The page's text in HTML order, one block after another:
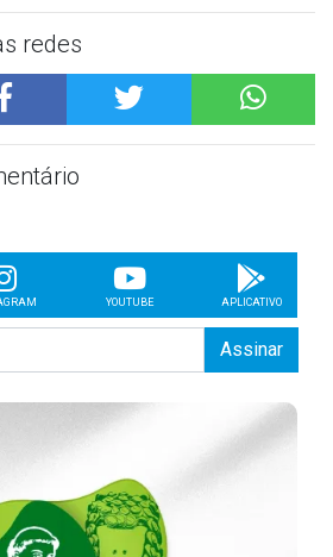
redes
YOUTUBE APLICATIVO
Assinar